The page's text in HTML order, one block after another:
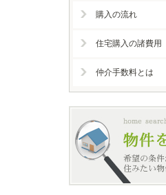
購入の流れ
住宅購入の諸費用
仲介手数料とは